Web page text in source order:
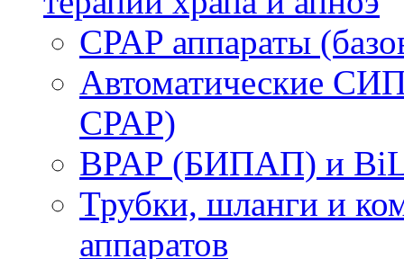
CPAP аппараты
Автоматические
CPAP)
BPAP (БИПАП) и
Трубки, шланги и
аппаратов